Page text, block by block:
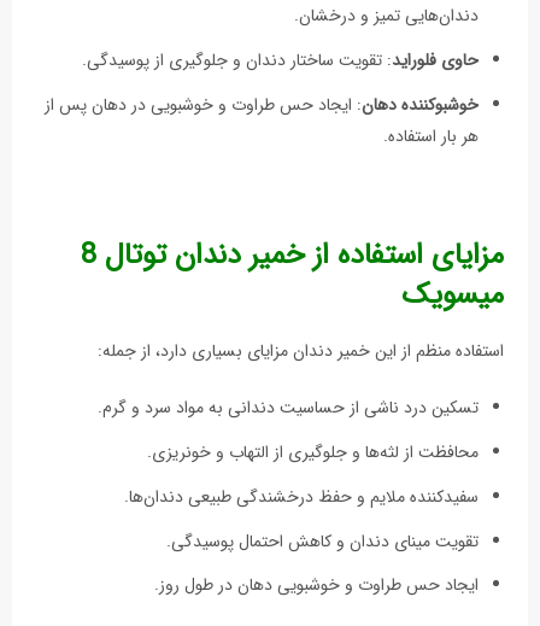
دندان‌هایی تمیز و درخشان.
حاوی فلوراید: تقویت ساختار دندان و جلوگیری از پوسیدگی.
خوشبوکننده دهان: ایجاد حس طراوت و خوشبویی در دهان پس از
هر بار استفاده.
مزایای استفاده از خمیر دندان توتال 8
میسویک
استفاده منظم از این خمیر دندان مزایای بسیاری دارد، از جمله:
تسکین درد ناشی از حساسیت دندانی به مواد سرد و گرم.
محافظت از لثه‌ها و جلوگیری از التهاب و خونریزی.
سفیدکننده ملایم و حفظ درخشندگی طبیعی دندان‌ها.
تقویت مینای دندان و کاهش احتمال پوسیدگی.
ایجاد حس طراوت و خوشبویی دهان در طول روز.